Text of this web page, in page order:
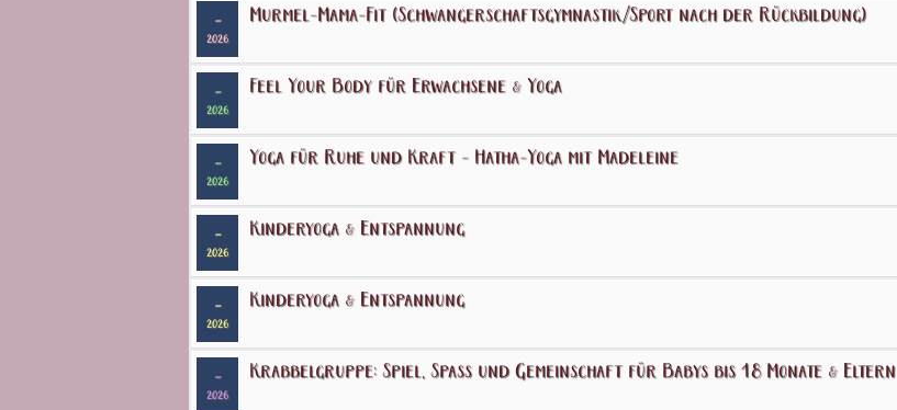
-
2026
Murmel-Mama-Fit (Schwangerschaftsgymnastik/Sport nach der Rückbildung)
-
2026
Feel Your Body für Erwachsene & Yoga
-
2026
Yoga für Ruhe und Kraft - Hatha-Yoga mit Madeleine
-
2026
Kinderyoga & Entspannung
-
2026
Kinderyoga & Entspannung
-
2026
Krabbelgruppe: Spiel, Spaß und Gemeinschaft für Babys bis 18 Monate & Eltern